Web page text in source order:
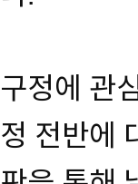
구정에 관
정 전반에